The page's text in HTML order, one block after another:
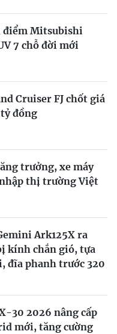
điểm Mitsubishi
7 chỗ đời mới
Cruiser FJ chốt giá
tỷ đồng
trưởng, xe máy
thị trường Việt
Ark125X ra
kính chắn gió, tựa
đĩa phanh trước 320
30 2026 nâng cấp
mới, tăng cường